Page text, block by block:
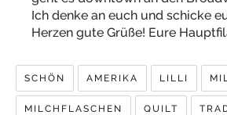
Ich denke an euch und schicke
Herzen gute Grüße! Eure
SCHÖN AMERIKA LILLI
MILCHFLASCHEN QUILT